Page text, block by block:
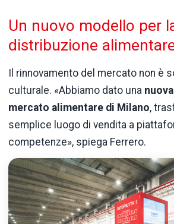
Un nuovo modello per
distribuzione
Il rinnovamento del mercato non è
culturale. «Abbiamo dato una
mercato alimentare di Milano,
semplice luogo di vendita a
competenze», spiega Ferrero.